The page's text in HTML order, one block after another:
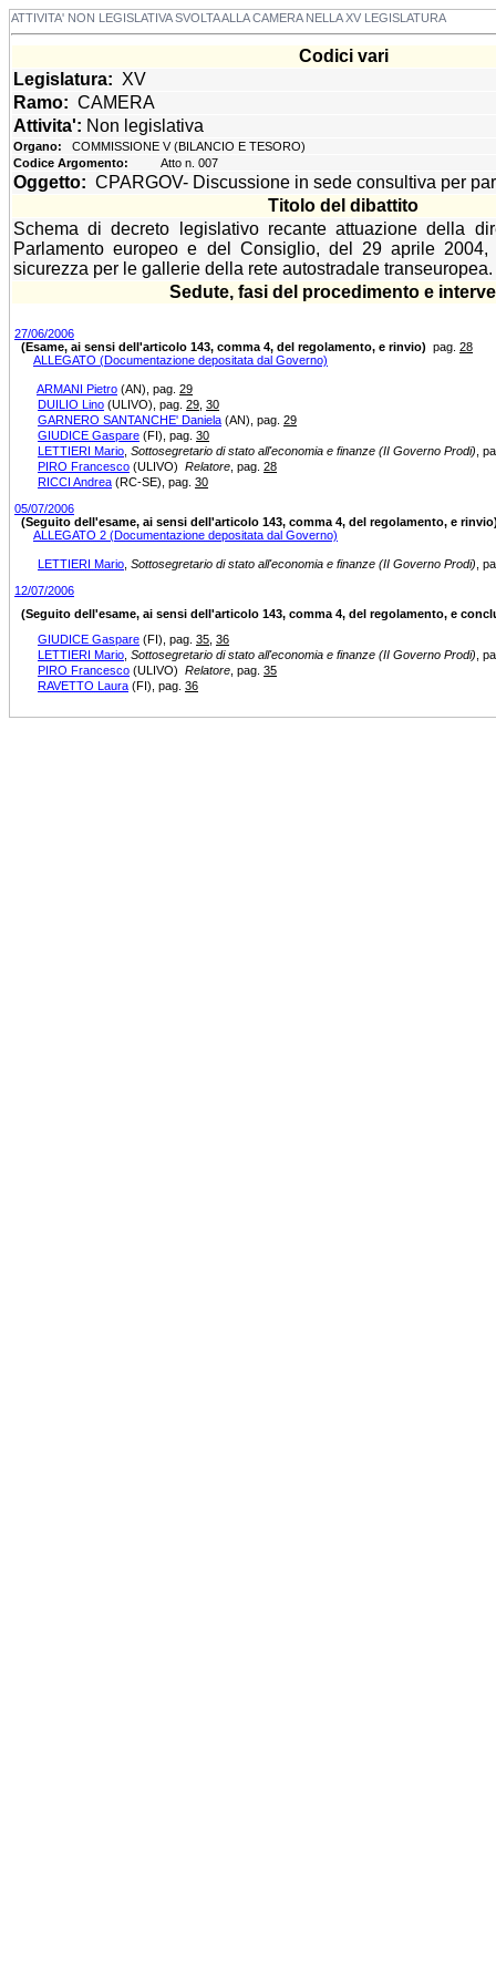
ATTIVITA' NON LEGISLATIVA SVOLTA ALLA CAMERA NELLA XV LEGISLATURA
Codici vari
Legislatura: XV
Ramo: CAMERA
Attivita': Non legislativa
Organo:
COMMISSIONE V (BILANCIO E TESORO)
Codice Argomento:
Atto n. 007
Oggetto: CPARGOV- Discussione in sede consultiva per
Titolo del dibattito
Schema di decreto legislativo recante attuazione della
Parlamento europeo e del Consiglio, del 29 aprile
sicurezza per le gallerie della rete autostradale transeuropea.
Sedute, fasi del procedimento e
27/06/2006
(Esame, ai sensi dell'articolo 143, comma 4, del regolamento, e rinvio) pag. 28
ALLEGATO (Documentazione depositata dal Governo)
ARMANI Pietro (AN) , pag. 29
DUILIO Lino (ULIVO) , pag. 29 30
GARNERO SANTANCHE' Daniela (AN) , pag. 29
GIUDICE Gaspare (FI) , pag. 30
LETTIERI Mario Sottosegretario di stato all'economia e finanze (II Governo Prodi) ,
PIRO Francesco (ULIVO) Relatore , pag. 28
RICCI Andrea (RC-SE) , pag. 30
05/07/2006
(Seguito dell'esame, ai sensi dell'articolo 143, comma 4, del regolamento, e
ALLEGATO 2 (Documentazione depositata dal Governo)
LETTIERI Mario Sottosegretario di stato all'economia e finanze (II Governo Prodi) ,
12/07/2006
(Seguito dell'esame, ai sensi dell'articolo 143, comma 4, del regolamento, e
GIUDICE Gaspare (FI) , pag. 35 36
LETTIERI Mario Sottosegretario di stato all'economia e finanze (II Governo Prodi) ,
PIRO Francesco (ULIVO) Relatore , pag. 35
RAVETTO Laura (FI) , pag. 36